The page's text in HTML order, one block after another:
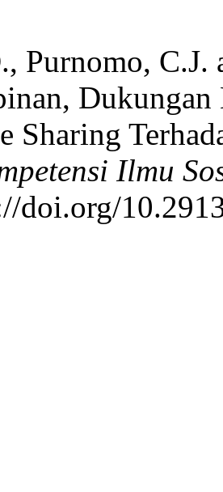
Purnomo, C.J.
Dukungan
Sharing
Ilmu
doi.org/